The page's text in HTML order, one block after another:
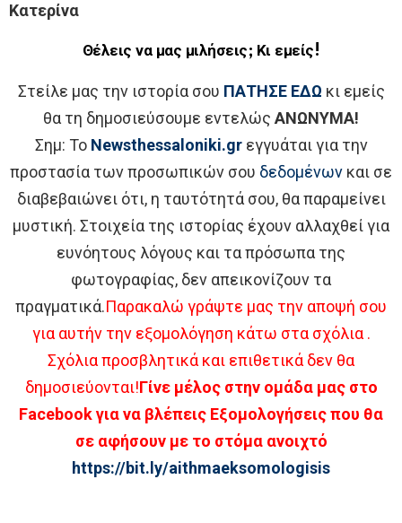
Κατερίνα
Θέλεις να μας μιλήσεις; Κι εμείς!
Στείλε μας την ιστορία σου ΠΑΤΗΣΕ ΕΔΩ κι εμείς
θα τη δημοσιεύσουμε εντελώς ΑΝΩΝΥΜΑ!
Σημ: Το Newsthessaloniki.grεγγυάται για την
προστασία των προσωπικών σου δεδομένων και σε
διαβεβαιώνει ότι, η ταυτότητά σου, θα παραμείνει
μυστική. Στοιχεία της ιστορίας έχουν αλλαχθεί για
ευνόητους λόγους και τα πρόσωπα της
φωτογραφίας, δεν απεικονίζουν τα
πραγματικά.Παρακαλώ γράψτε μας την αποψή σου
για αυτήν την εξομολόγηση κάτω στα σχόλια .
Σχόλια προσβλητικά και επιθετικά δεν θα
δημοσιεύονται!Γίνε μέλος στην ομάδα μας στο
Facebook για να βλέπεις Εξομολογήσεις που θα
σε αφήσουν με το στόμα ανοιχτό
https://bit.ly/aithmaeksomologisis